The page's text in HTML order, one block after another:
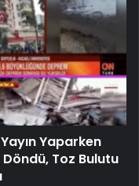
Yaparken
Toz Bulutu